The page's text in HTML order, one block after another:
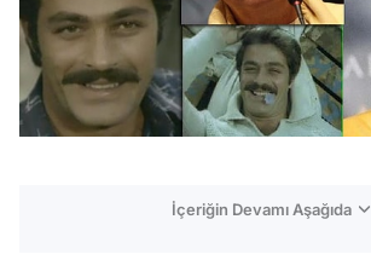
İçeriğin Devamı Aşağıda